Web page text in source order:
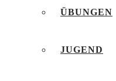
ÜBUNGEN
JUGEND